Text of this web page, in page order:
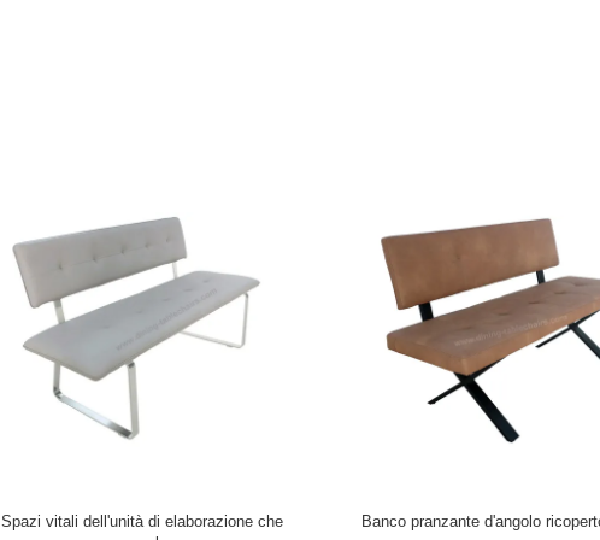
1,4 metri Chrome ricoperto pranzando lo
Gamba d'acciaio spazzolata